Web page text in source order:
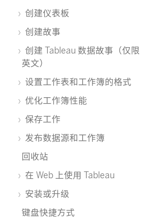
创建仪表板
创建故事
创建 Tableau 数据故事（仅限
英文）
设置工作表和工作簿的格式
优化工作簿性能
保存工作
发布数据源和工作簿
回收站
在 Web 上使用 Tableau
安装或升级
键盘快捷方式